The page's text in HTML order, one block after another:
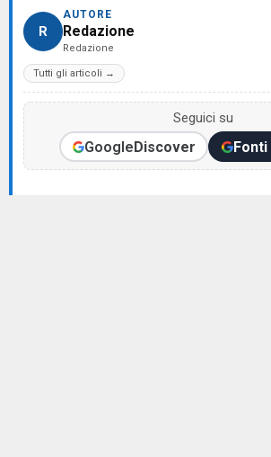
R
AUTORE
Redazione
Redazione
Tutti gli articoli →
Seguici su
GoogleDiscover